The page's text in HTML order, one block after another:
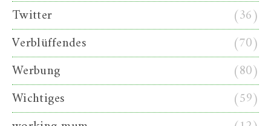
Twitter
(36)
Verblüffendes
(70)
Werbung
(80)
Wichtiges
(59)